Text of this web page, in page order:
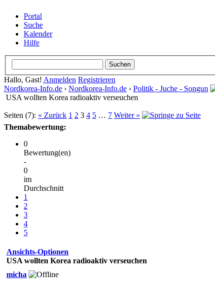
Portal
Suche
Kalender
Hilfe
Hallo, Gast! Anmelden Registrieren
Nordkorea-Info.de › Nordkorea-Info.de › Politik - Juche - Songun
USA wollten Korea radioaktiv verseuchen
Seiten (7): « Zurück 1 2 3 4 5 … 7 Weiter »
Themabewertung:
0
Bewertung(en)
-
0
im
Durchschnitt
1
2
3
4
5
Ansichts-Optionen
USA wollten Korea radioaktiv verseuchen
micha